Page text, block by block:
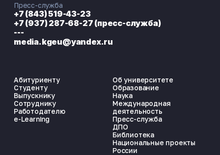
Абитуриенту
Студенту
Выпускнику
Сотруднику
Работодателю
e-Learning
Об университете
Образование
Наука
Международная
деятельность
Пресс-служба
ДПО
Библиотека
Национальные проекты
России
Пресс-служба
+7 (843) 519-43-23
+7 (937) 287-68-27 (пресс-служба)
---
media.kgeu@yandex.ru